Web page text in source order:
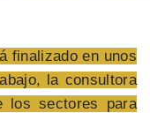
finalizado en unos
la consultora
los sectores para